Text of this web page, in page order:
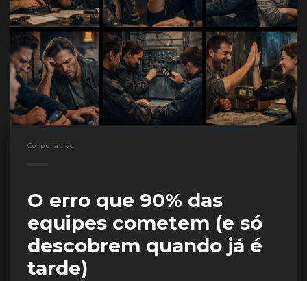
Corporativo
O erro que 90% das
equipes cometem (e só
descobrem quando já é
tarde)